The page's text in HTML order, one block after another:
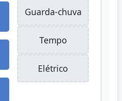
Guarda-chuva
Tempo
Elétrico